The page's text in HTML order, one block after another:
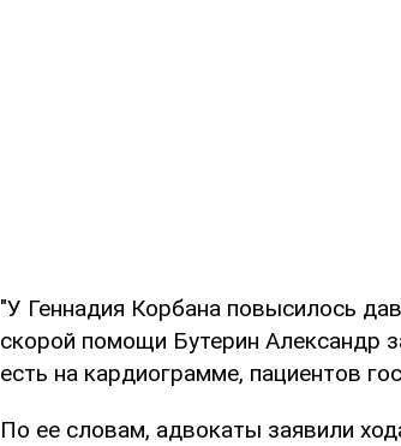
"У Геннадия Корбана повысилось
скорой помощи Бутерин Александр
есть на кардиограмме, пациентов
По ее словам, адвокаты заявили